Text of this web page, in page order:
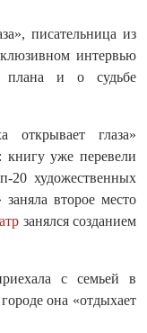
писательница из
интервью
плана и о судьбе
глаза»
книгу уже перевели
20 художественных
заняла второе место
занялся созданием
с семьей в
она «отдыхает